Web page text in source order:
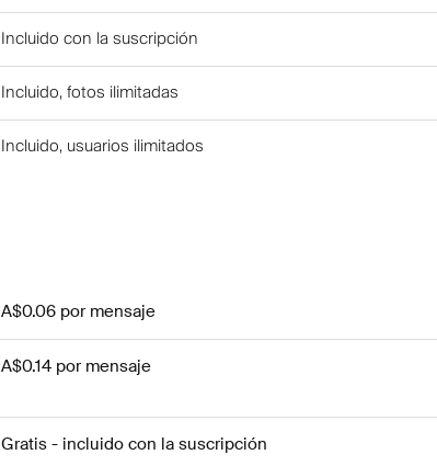
Incluido con la suscripción
Incluido, fotos ilimitadas
Incluido, usuarios ilimitados
A$0.06 por mensaje
A$0.14 por mensaje
Gratis - incluido con la suscripción